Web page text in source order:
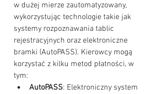
w dużej mierze zautomatyzowany,
wykorzystując technologie takie jak
systemy rozpoznawania tablic
rejestracyjnych oraz elektroniczne
bramki (AutoPASS). Kierowcy mogą
korzystać z kilku metod płatności, w
tym:
AutoPASS: Elektroniczny system